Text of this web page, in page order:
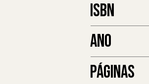
ISBN
ANO
PÁGINAS